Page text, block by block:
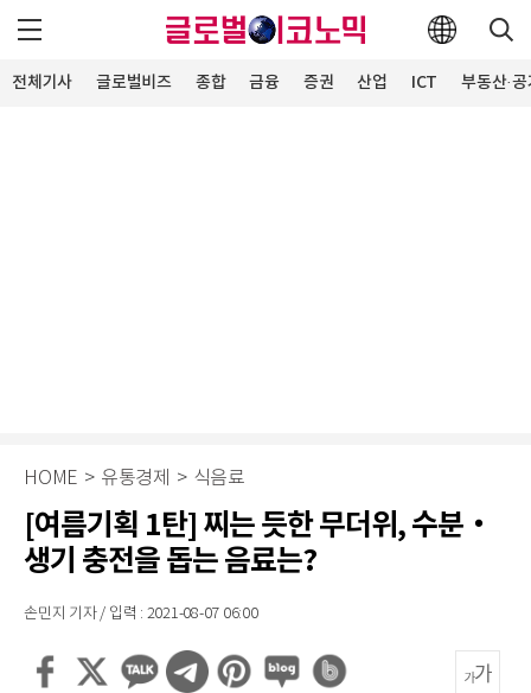
전체기사 글로벌비즈 종합 금융 증권 산업 ICT 부동산·
HOME > 유통경제 > 식음료
[여름기획 1탄] 찌는 듯한 무더위, 수분‧
생기 충전을 돕는 음료는?
손민지 기자 / 입력 : 2021-08-07 06:00